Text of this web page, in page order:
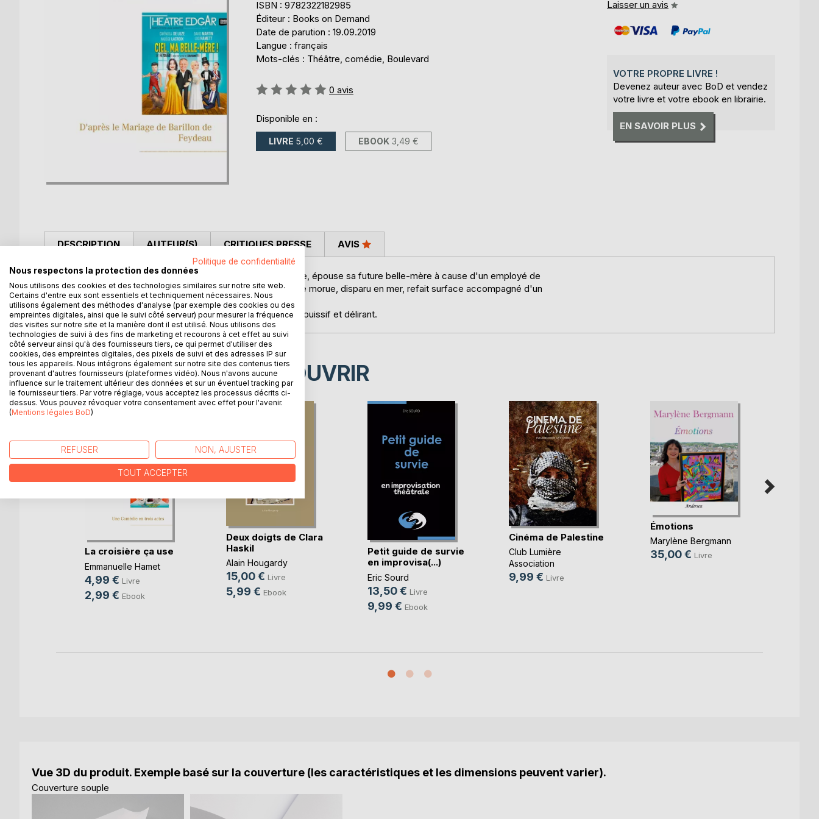
ISBN : 9782322182985
Éditeur : Books on Demand
Date de parution : 19.09.2019
Langue : français
Mots-clés : Théâtre, comédie, Boulevard
Évaluation:
0 avis
Disponible en :
LIVRE 5,00 € EBOOK 3,49 €
Laisser un avis
VOTRE PROPRE LIVRE !
Devenez auteur avec BoD et vendez
votre livre et votre ebook en librairie.
EN SAVOIR PLUS
DESCRIPTION
Quand le fiancé, amoureux fou d'une jeune et belle blonde, épouse sa future belle-mère à cause d'un employé de
mairie aviné et que le premier mari de celle-ci, pêcheur de morue, disparu en mer, refait surface accompagné d'un
phoque... Le malheur des uns fait le bonheur des autres !
Un couple à trois désopilant, dans un Feydeau méconnu, jouissif et délirant.
AUTEUR(S) CRITIQUES PRESSE AVIS
D’AUTRES TITRES À DÉCOUVRIR
La croisière ça use
Emmanuelle Hamet
4,99 € Livre
2,99 € Ebook
Deux doigts de Clara
Haskil
Alain Hougardy
15,00 € Livre
5,99 € Ebook
Petit guide de survie
en improvisa(...)
Eric Sourd
13,50 € Livre
9,99 € Ebook
Cinéma de Palestine
Club Lumière
Association
9,99 € Livre
Émotions
Marylène Bergmann
35,00 € Livre
Vue 3D du produit. Exemple basé sur la couverture (les caractéristiques et les dimensions peuvent varier).
Couverture souple
Politique de confidentialité
Nous respectons la protection des données
Nous utilisons des cookies et des technologies similaires sur notre site web.
Certains d'entre eux sont essentiels et techniquement nécessaires. Nous
utilisons également des méthodes d'analyse (par exemple des cookies ou des
empreintes digitales, ainsi que le suivi côté serveur) pour mesurer la fréquence
des visites sur notre site et la manière dont il est utilisé. Nous utilisons des
technologies de suivi à des fins de marketing et recourons à cet effet au suivi
côté serveur ainsi qu'à des fournisseurs tiers, ce qui permet d'utiliser des
cookies, des empreintes digitales, des pixels de suivi et des adresses IP sur
tous les appareils. Nous intégrons également sur notre site des contenus tiers
provenant d'autres fournisseurs (plateformes vidéo). Nous n'avons aucune
influence sur le traitement ultérieur des données et sur un éventuel tracking par
le fournisseur tiers. Par votre réglage, vous acceptez les processus décrits ci-
dessus. Vous pouvez révoquer votre consentement avec effet pour l'avenir.
(Mentions légales BoD)
REFUSER NON, AJUSTER
TOUT ACCEPTER